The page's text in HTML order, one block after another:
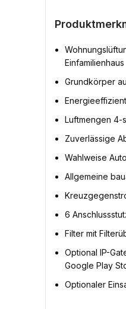
Einfamilienhaus
Grundkörper
Luftmengen 4-
Zuverlässige
Wahlweise
Allgemeine
6
Filter mit
Optional IP-
Google Play
Optionaler